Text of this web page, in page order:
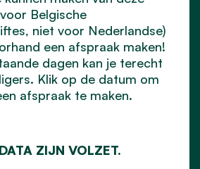
Belgische
niet voor Nederlandse)
een afspraak maken!
dagen kan je terecht
Klik op de datum om
afspraak te maken.
ZIJN VOLZET.